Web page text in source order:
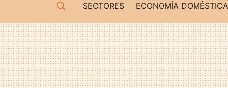
SECTORES ECONOMÍA DOMÉSTICA